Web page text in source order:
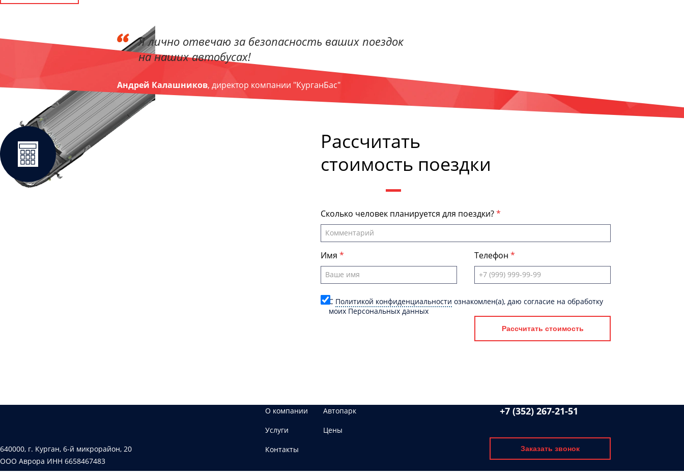
Я лично отвечаю за безопасность ваших поездок
на наших автобусах!
Андрей Калашников, директор компании "КурганБас"
Рассчитать
стоимость поездки
Сколько человек планируется для поездки?
Имя Телефон
C Политикой конфиденциальности ознакомлен(а), даю согласие на обработку
моих Персональных данных
Рассчитать стоимость
640000, г. Курган, 6-й микрорайон, 20
ООО Аврора ИНН 6658467483
О компании
Автопарк
Услуги
Цены
Контакты
+7 (352) 267-21-51
Заказать звонок